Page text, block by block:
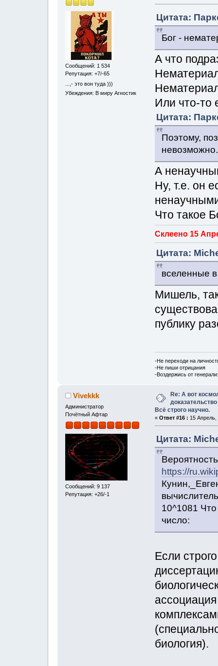
Сообщений: 1 534
Репутация: +7/-65
...,- это вон туда )))
Убеждения: В миру Агностик
Цитата:
Бог -
А что
Или что-то
Цитата:
Поэтому,
невозможно.
А
Ну, т.е. он
Что такое
Склеено 15
Цитата:
вселенные
Мишель,
публику
-Не переходи на
-Не пиши отрицания
-Воздержись от
Vivekkk
Администратор
Почётный Афтар
Сообщений: 9 137
Репутация: +26/-1
Re: А вот
Всё строго научно.
« Ответ #16 : 15 Апрель,
Цитата:
https://
10^1081
число:
Если
биология).